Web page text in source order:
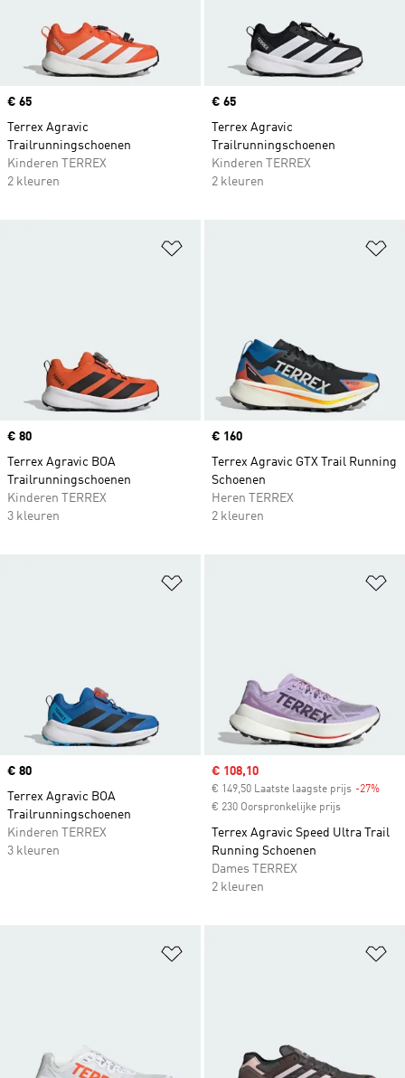
Price
€ 65
Terrex Agravic
Trailrunningschoenen
Kinderen TERREX
2 kleuren
Price
€ 65
Terrex Agravic
Trailrunningschoenen
Kinderen TERREX
2 kleuren
Price
€ 80
Terrex Agravic BOA
Trailrunningschoenen
Kinderen TERREX
3 kleuren
Price
€ 160
Terrex Agravic GTX Trail Running
Schoenen
Heren TERREX
2 kleuren
Price
€ 80
Terrex Agravic BOA
Trailrunningschoenen
Kinderen TERREX
3 kleuren
Sale price
€ 108,10
€ 149,50 Laatste laagste prijs -27%
€ 230 Oorspronkelijke prijs
Terrex Agravic Speed Ultra Trail
Running Schoenen
Dames TERREX
2 kleuren